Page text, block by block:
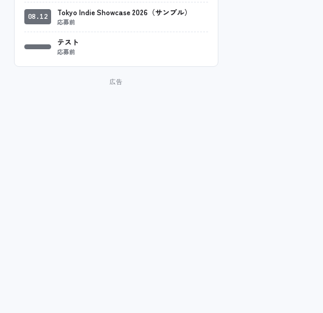
08.12 Tokyo Indie Showcase 2026（サンプル）
応募前
テスト
応募前